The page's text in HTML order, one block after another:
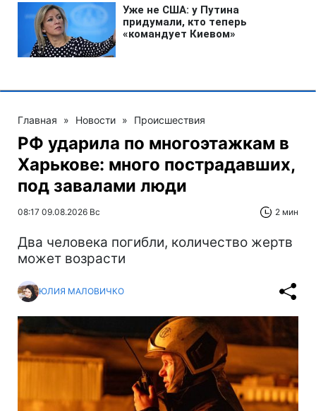
Главная » Новости » Происшествия
РФ ударила по многоэтажкам в
Харькове: много пострадавших,
под завалами люди
08:17 09.08.2026 Вс 2 мин
Два человека погибли, количество жертв
может возрасти
ЮЛИЯ МАЛОВИЧКО